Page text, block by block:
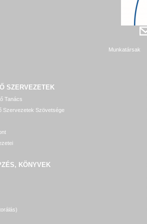
Munkatársak
SZERVEZETEK
Tanács
Szervezetek Szövetsége
KÖNYVEK